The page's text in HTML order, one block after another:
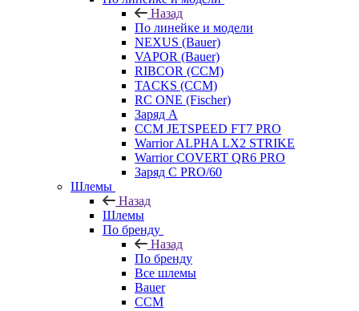
Назад
По линейке и модели
NEXUS (Bauer)
VAPOR (Bauer)
RIBCOR (CCM)
TACKS (CCM)
RC ONE (Fischer)
Заряд А
CCM JETSPEED FT7 PRO
Warrior ALPHA LX2 STRIKE
Warrior COVERT QR6 PRO
Заряд С PRO/60
Шлемы
Назад
Шлемы
По бренду
Назад
По бренду
Все шлемы
Bauer
CCM